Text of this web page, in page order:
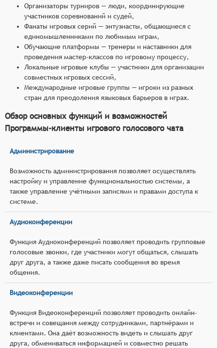
Организаторы турниров — люди, координирующие
участников соревнований и судей,
Фанаты игровых серий — энтузиасты, общающиеся с
единомышленниками по любимым играм,
Обучающие платформы — тренеры и наставники для
проведения мастер-классов по игровому процессу,
Локальные игровые клубы — участники для организации
совместных игровых сессий,
Международные игровые группы — игроки из разных
стран для преодоления языковых барьеров в играх.
Обзор основных функций и возможностей
Программы-клиенты игрового голосового чата
Администрирование
Возможность администрирования позволяет осуществлять
настройку и управление функциональностью системы, а
также управление учётными записями и правами доступа к
системе.
Аудиоконференции
Функция Аудиоконференций позволяет проводить групповые
голосовые звонки, где участники могут общаться, слышать
друг друга, а также даже писать сообщения во время
общения.
Видеоконференции
Функция Видеоконференций позволяет проводить онлайн-
встречи и совещания между сотрудниками, партнёрами и
клиентами. Она даёт возможность видеть и слышать друг
друга, обмениваться информацией и совместно решать